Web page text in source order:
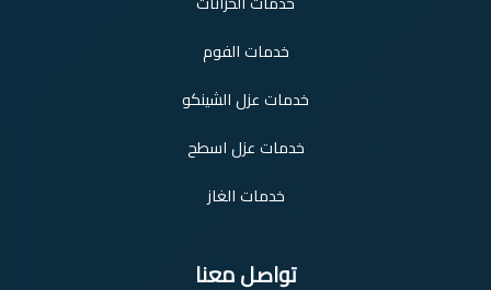
خدمات الفوم
خدمات عزل الشينكو
خدمات عزل اسطح
خدمات الغاز
تواصل معنا